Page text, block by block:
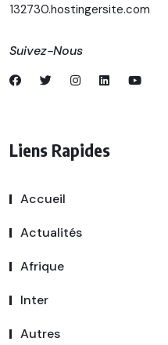
132730.hostingersite.com
Suivez-Nous
Liens Rapides
Accueil
Actualités
Afrique
Inter
Autres